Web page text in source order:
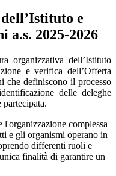
e
a.s. 2025-2026
organizzativa dell’Istituto
e verifica dell’Offerta
che definiscono il processo
delle deleghe
complessa
e gli organismi operano in
differenti ruoli e
finalità di garantire un